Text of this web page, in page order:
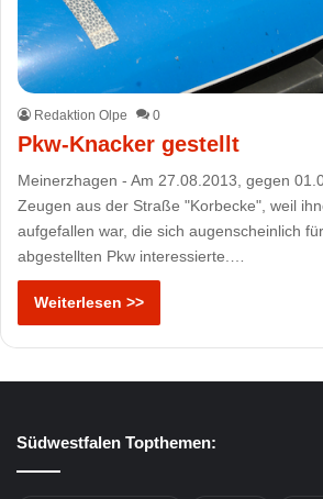
Redaktion Olpe 0
Pkw-Knacker gestellt
Meinerzhagen - Am 27.08.2013, gegen
Zeugen aus der Straße "Korbecke", weil
aufgefallen war, die sich augenscheinlich
abgestellten Pkw interessierte.…
Weiterlesen >>
Südwestfalen Topthemen: